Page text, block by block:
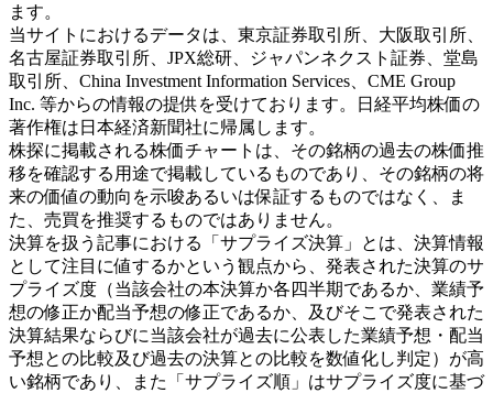
ます。
当サイトにおけるデータは、東京証券取引所、大阪取引所、
名古屋証券取引所、JPX総研、ジャパンネクスト証券、堂島
取引所、China Investment Information Services、CME Group
Inc. 等からの情報の提供を受けております。日経平均株価の
著作権は日本経済新聞社に帰属します。
株探に掲載される株価チャートは、その銘柄の過去の株価推
移を確認する用途で掲載しているものであり、その銘柄の将
来の価値の動向を示唆あるいは保証するものではなく、ま
た、売買を推奨するものではありません。
決算を扱う記事における「サプライズ決算」とは、決算情報
として注目に値するかという観点から、発表された決算のサ
プライズ度（当該会社の本決算か各四半期であるか、業績予
想の修正か配当予想の修正であるか、及びそこで発表された
決算結果ならびに当該会社が過去に公表した業績予想・配当
予想との比較及び過去の決算との比較を数値化し判定）が高
い銘柄であり、また「サプライズ順」はサプライズ度に基づ